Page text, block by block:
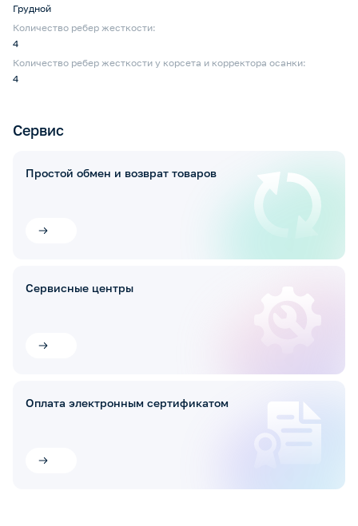
Грудной
Количество ребер жесткости:
4
Количество ребер жесткости у корсета и корректора осанки:
4
Сервис
Простой обмен и возврат товаров
Сервисные центры
Оплата электронным сертификатом